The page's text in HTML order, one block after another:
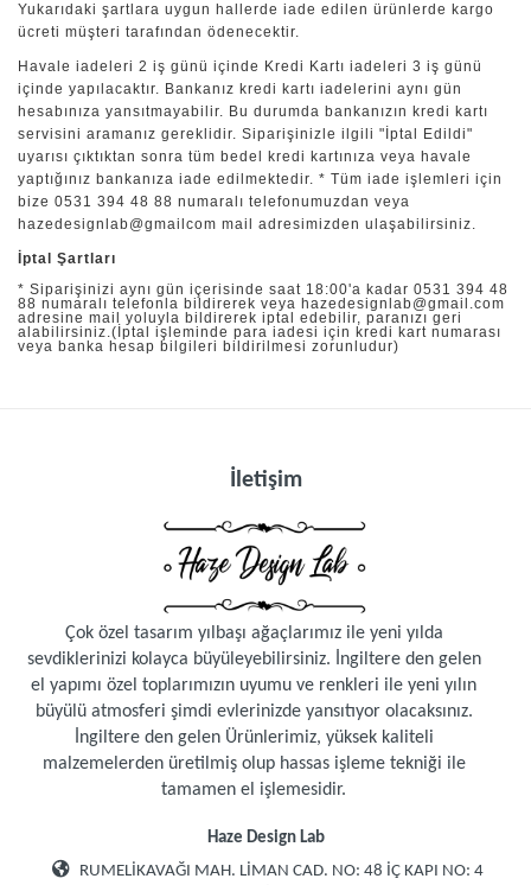
Yukarıdaki şartlara uygun hallerde iade edilen ürünlerde kargo
ücreti müşteri tarafından ödenecektir.
Havale iadeleri 2 iş günü içinde Kredi Kartı iadeleri 3 iş günü
içinde yapılacaktır. Bankanız kredi kartı iadelerini aynı gün
hesabınıza yansıtmayabilir. Bu durumda bankanızın kredi kartı
servisini aramanız gereklidir. Siparişinizle ilgili "İptal Edildi"
uyarısı çıktıktan sonra tüm bedel kredi kartınıza veya havale
yaptığınız bankanıza iade edilmektedir. * Tüm iade işlemleri için
bize 0531 394 48 88 numaralı telefonumuzdan veya
hazedesignlab@gmailcom mail adresimizden ulaşabilirsiniz.
İptal Şartları
* Siparişinizi aynı gün içerisinde saat 18:00'a kadar 0531 394 48
88 numaralı telefonla bildirerek veya hazedesignlab@gmail.com
adresine mail yoluyla bildirerek iptal edebilir, paranızı geri
alabilirsiniz.(İptal işleminde para iadesi için kredi kart numarası
veya banka hesap bilgileri bildirilmesi zorunludur)
İletişim
Çok özel tasarım yılbaşı ağaçlarımız ile yeni yılda
sevdiklerinizi kolayca büyüleyebilirsiniz. İngiltere den gelen
el yapımı özel toplarımızın uyumu ve renkleri ile yeni yılın
büyülü atmosferi şimdi evlerinizde yansıtıyor olacaksınız.
İngiltere den gelen Ürünlerimiz, yüksek kaliteli
malzemelerden üretilmiş olup hassas işleme tekniği ile
tamamen el işlemesidir.
Haze Design Lab
RUMELİKAVAĞI MAH. LİMAN CAD. NO: 48 İÇ KAPI NO: 4